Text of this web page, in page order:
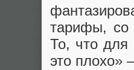
тарифы, со
То, что для
это плохо»